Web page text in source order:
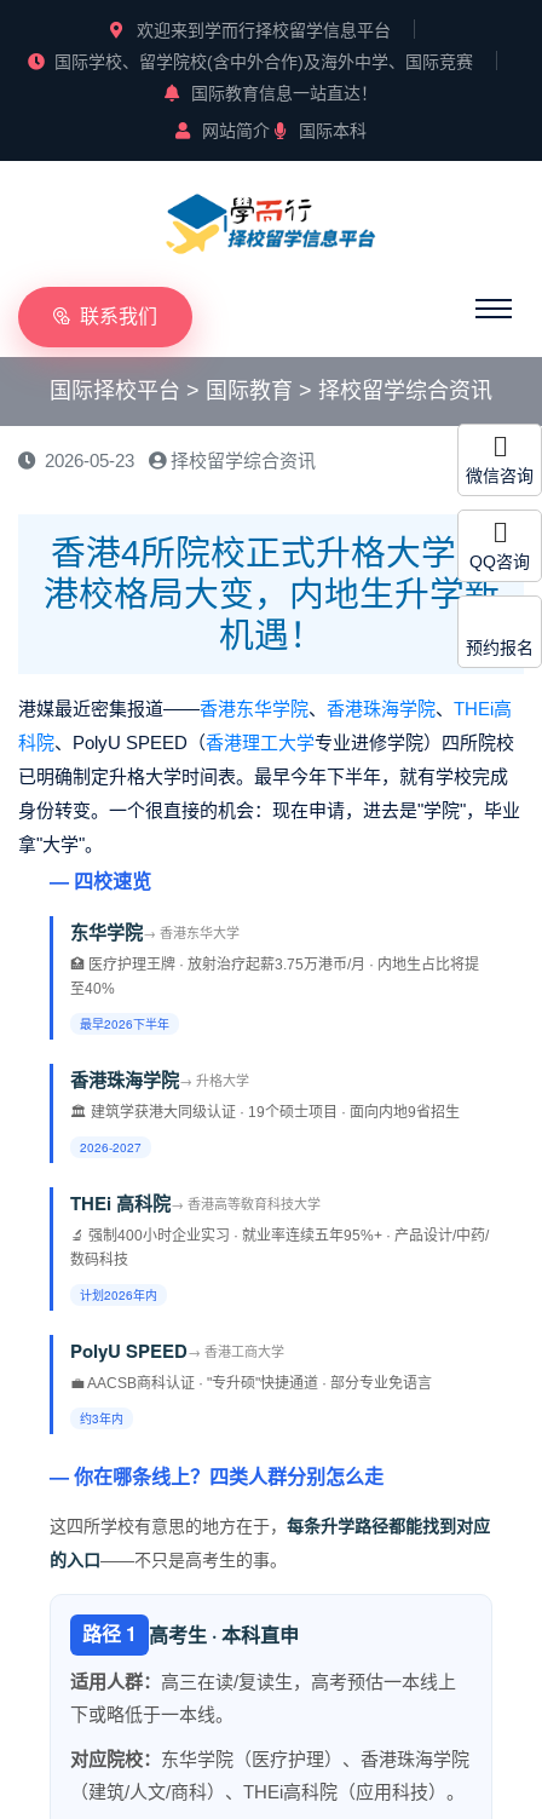
欢迎来到学而行择校留学信息平台
国际学校、留学院校(含中外合作)及海外中学、国际竞赛
国际教育信息一站直达！
网站简介
国际本科
联系我们
国际择校平台 > 国际教育 > 择校留学综合资讯
2026-05-23 择校留学综合资讯
香港4所院校正式升格大学！
港校格局大变，内地生升学新
机遇！
港媒最近密集报道——香港东华学院、 香港珠海学院、 THEi高
科院、PolyU SPEED（香港理工大学专业进修学院）四所院校
已明确制定升格大学时间表。最早今年下半年，就有学校完成
身份转变。一个很直接的机会：现在申请，进去是"学院"，毕业
拿"大学"。
— 四校速览
东华学院→ 香港东华大学
🏥 医疗护理王牌 · 放射治疗起薪3.75万港币/月 · 内地生占比将提
至40%
最早2026下半年
香港珠海学院→ 升格大学
🏛️ 建筑学获港大同级认证 · 19个硕士项目 · 面向内地9省招生
2026-2027
THEi 高科院→ 香港高等敎育科技大学
🔬 强制400小时企业实习 · 就业率连续五年95%+ · 产品设计/中药/
数码科技
计划2026年内
PolyU SPEED→ 香港工商大学
💼 AACSB商科认证 · "专升硕"快捷通道 · 部分专业免语言
约3年内
— 你在哪条线上？四类人群分别怎么走
这四所学校有意思的地方在于， 每条升学路径都能找到对应
的入口——不只是高考生的事。
路径 1 高考生 · 本科直申
适用人群： 高三在读/复读生，高考预估一本线上
下或略低于一本线。
对应院校： 东华学院（医疗护理）、香港珠海学院
（建筑/人文/商科）、THEi高科院（应用科技）。
微信咨询
QQ咨询
预约报名